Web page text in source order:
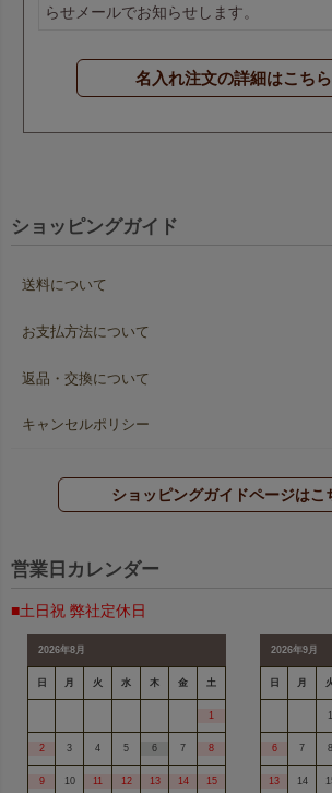
らせメールでお知らせします。
名入れ注文の詳細はこちら
ショッピングガイド
送料について
お支払方法について
返品・交換について
キャンセルポリシー
ショッピングガイドページはこ
営業日カレンダー
■土日祝 弊社定休日
2026年8月
日 月 火 水 木 金 土
1
2 3 4 5 6 7 8
9 10 11 12 13 14 15
2026年9月
日 月
1
6 7 8
13 14